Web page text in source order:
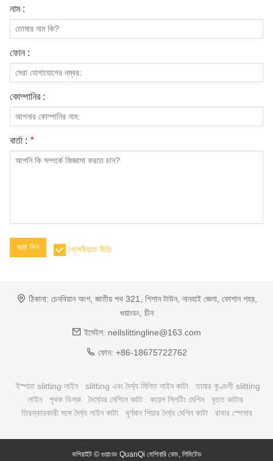
নাম :
ফোন :
কোম্পানির :
বার্তা : *
জমা দিন গোপনীয়তা নীতি
ঠিকানা: চেনবিয়ান অংশ, জাতীয় পথ 321, শিশান টাউন, নানহাই জেলা, ফোশান শহর,
গুয়াংডং, চীন
ইমেইল: neilslittingline@163.com
ফোন: +86-18675722762
ইস্পাত slitting লাইন slitting এবং দৈর্ঘ্য মিলিত লাইন কাটা
তামার কুণ্ডলী slitting
লাইন
পৃথক ডিস্ক দৈর্ঘ্যের মেশিনে কাটা কয়েল স্লিটিং মেশিন
বৃত্ত কাটার
তিরস্কারকারী সঙ্গে দৈর্ঘ্য লাইন কাটা
ঘূর্ণমান শিয়ার দৈর্ঘ্য মেশিন কাটা রাবার স্পেসার
কপিরাইট © গুয়াংডং QuanQi মেশিনারি কোং, লিমিটেড